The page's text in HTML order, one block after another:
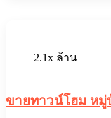
2.1x ล้าน
ขายทาวน์โฮม หมู่